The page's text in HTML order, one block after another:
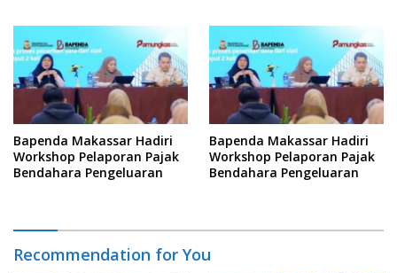
Bapenda Makassar Hadiri
Workshop Pelaporan Pajak
Bendahara Pengeluaran
Bapenda Makassar Hadiri
Workshop Pelaporan Pajak
Bendahara Pengeluaran
Recommendation for You